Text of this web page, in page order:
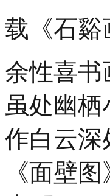
载《石谿
余性喜书
虽处幽
作白云深
《面壁